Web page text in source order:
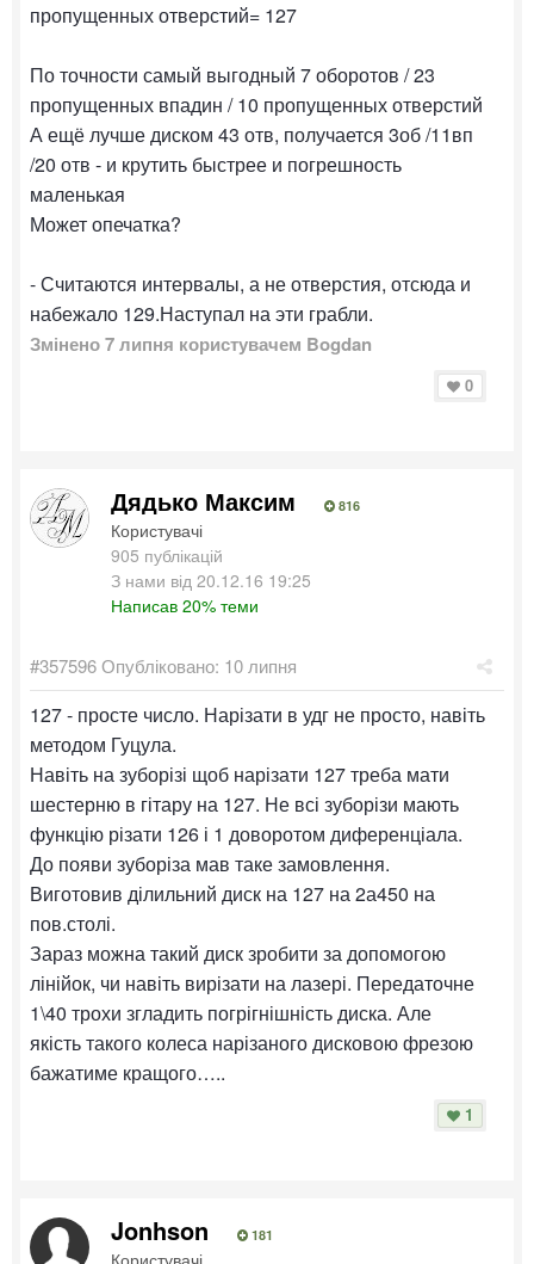
пропущенных отверстий= 127
По точности самый выгодный 7 оборотов / 23
пропущенных впадин / 10 пропущенных отверстий
А ещё лучше диском 43 отв, получается 3об /11вп
/20 отв - и крутить быстрее и погрешность
маленькая
Может опечатка?
- Считаются интервалы, а не отверстия, отсюда и
набежало 129.Наступал на эти грабли.
Змінено7 липня користувачем Bogdan
0
Дядько Максим 816
Користувачі
905 публікацій
З нами від 20.12.16 19:25
Написав 20% теми
#357596Опубліковано: 10 липня
127 - просте число. Нарізати в удг не просто, навіть
методом Гуцула.
Навіть на зуборізі щоб нарізати 127 треба мати
шестерню в гітару на 127. Не всі зуборізи мають
функцію різати 126 і 1 доворотом диференціала.
До появи зуборіза мав таке замовлення.
Виготовив ділильний диск на 127 на 2а450 на
пов.столі.
Зараз можна такий диск зробити за допомогою
лінійок, чи навіть вирізати на лазері. Передаточне
1\40 трохи згладить погрігнішність диска. Але
якість такого колеса нарізаного дисковою фрезою
бажатиме кращого…..
1
Jonhson 181
Користувачі